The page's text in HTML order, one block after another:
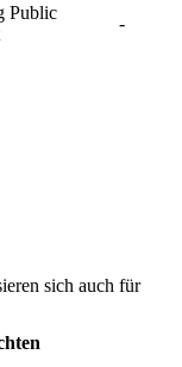
Public
-
sich auch für